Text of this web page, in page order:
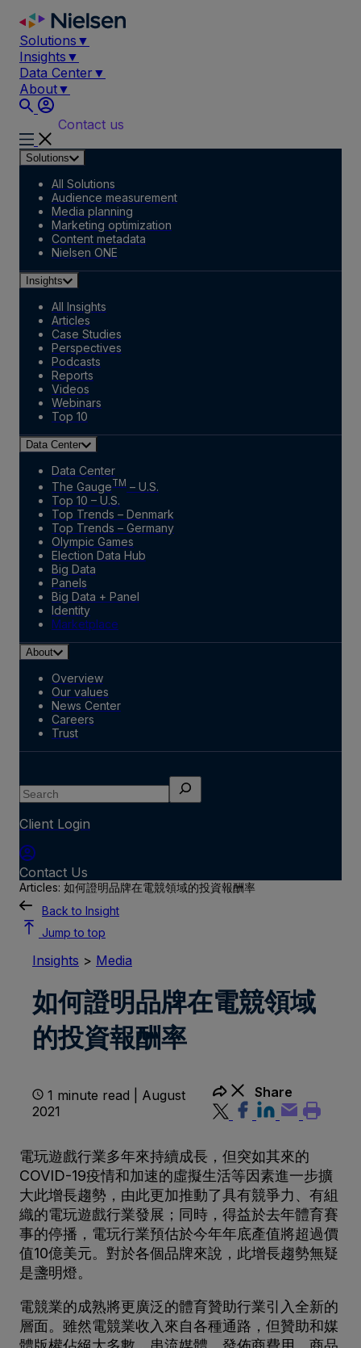
Skip
content
Solutions ▼
Insights ▼
Data Center ▼
About▼
Contact us
Solutions
All Solutions
Audience measurement
Media planning
Marketing optimization
Content metadata
Nielsen ONE
Insights
All Insights
Articles
Case Studies
Perspectives
Podcasts
Reports
Videos
Webinars
Top 10
Data Center
Data Center
The GaugeTM – U.S.
Top 10 – U.S.
Top Trends – Denmark
Top Trends – Germany
Olympic Games
Election Data Hub
Big Data
Panels
Big Data + Panel
Identity
Marketplace
About
Overview
Our values
News Center
Careers
Trust
Search
Client Login
Contact Us
Articles: 如何證明品牌在電競領域的投資報酬率
Back to Insight
Jump to top
Insights > Media
如何證明品牌在電競領域
的投資報酬率
1 minute read | August
2021
Share
電玩遊戲行業多年來持續成長，但突如其來的
COVID-19疫情和加速的虛擬生活等因素進一步擴
大此增長趨勢，由此更加推動了具有競爭力、有組
織的電玩遊戲行業發展；同時，得益於去年體育賽
事的停播，電玩行業預估於今年年底產值將超過價
值10億美元。對於各個品牌來說，此增長趨勢無疑
是盞明燈。
電競業的成熟將更廣泛的體育贊助行業引入全新的
層面。雖然電競業收入來自各種通路，但贊助和媒